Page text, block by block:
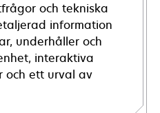
och tekniska
information
underhåller och
interaktiva
och ett urval av